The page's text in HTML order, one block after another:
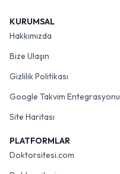
KURUMSAL
Hakkımızda
Bize Ulaşın
Gizlilik Politikası
Google Takvim Entegrasyonu
Site Haritası
PLATFORMLAR
Doktorsitesi.com